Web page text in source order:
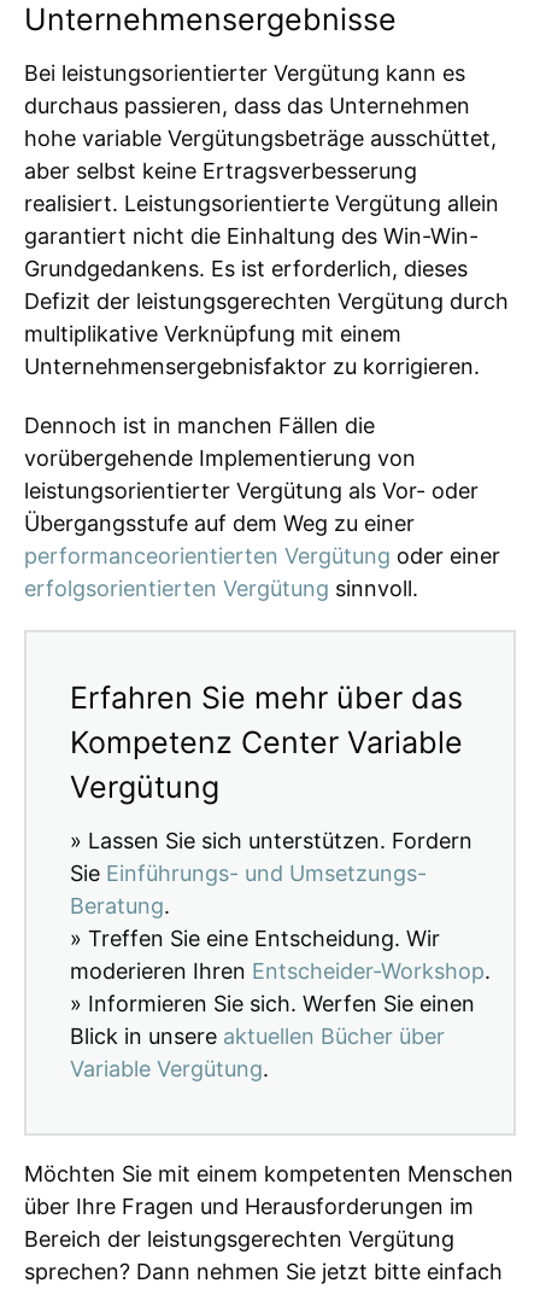
Unternehmensergebnisse
Bei leistungsorientierter Vergütung kann es
durchaus passieren, dass das Unternehmen
hohe variable Vergütungsbeträge ausschüttet,
aber selbst keine Ertragsverbesserung
realisiert. Leistungsorientierte Vergütung allein
garantiert nicht die Einhaltung des Win-Win-
Grundgedankens. Es ist erforderlich, dieses
Defizit der leistungsgerechten Vergütung durch
multiplikative Verknüpfung mit einem
Unternehmensergebnisfaktor zu korrigieren.
Dennoch ist in manchen Fällen die
vorübergehende Implementierung von
leistungsorientierter Vergütung als Vor- oder
Übergangsstufe auf dem Weg zu einer
performanceorientierten Vergütung oder einer
erfolgsorientierten Vergütung sinnvoll.
Erfahren Sie mehr über das
Kompetenz Center Variable
Vergütung
» Lassen Sie sich unterstützen. Fordern
Sie Einführungs- und Umsetzungs-
Beratung.
» Treffen Sie eine Entscheidung. Wir
moderieren Ihren Entscheider-Workshop.
» Informieren Sie sich. Werfen Sie einen
Blick in unsere aktuellen Bücher über
Variable Vergütung.
Möchten Sie mit einem kompetenten Menschen
über Ihre Fragen und Herausforderungen im
Bereich der leistungsgerechten Vergütung
sprechen? Dann nehmen Sie jetzt bitte einfach